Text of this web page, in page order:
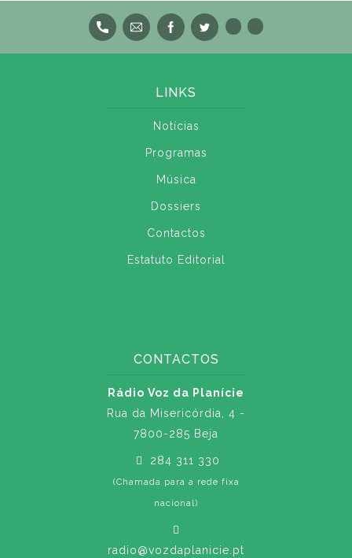
LINKS
Notícias
Programas
Música
Dossiers
Contactos
Estatuto Editorial
CONTACTOS
Rádio Voz da Planície
Rua da Misericórdia, 4 -
7800-285 Beja
284 311 330
(Chamada para a rede fixa
nacional)
radio@vozdaplanicie.pt